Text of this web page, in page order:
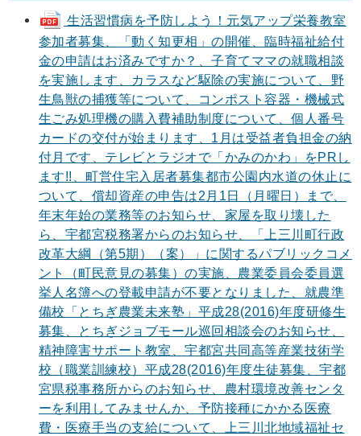
生活習慣病を予防しよう！元気アップ栄養教室
参加者募集、「動く知更相」の開催、臨時福祉給付
金の申請はお済みですか？、子育てママの就職相談
を実施します、カラスなど駆除の実施について、野
生鳥獣の捕獲等について、コンポスト容器・機械式
生ごみ処理機の購入費補助制度について、個人番号
カードの交付が始まります、1月は受益者負担金の納
付月です、テレビとラジオで「かみのかわ」をPRし
ます!!、町営住宅入居者募集都市公園内水道の休止に
ついて、償却資産の申告は2月1日（月曜日）まで、
年末年始の業務等のお知らせ、家屋を取り壊した
ら、宇都宮税務署からのお知らせ、「上三川町行政
改革大綱（第5期）（案）」に関するパブリックコメ
ント（町民意見の募集）の実施、農業委員会委員選
挙人名簿への登載申請が不要となりました、就農準
備校「とちぎ農業未来塾」平成28(2016)年度研修生
募集、とちぎジョブモール巡回相談会のお知らせ、
精神障害サポート教室、宇都宮共同高等産業技術学
校（職業訓練校）平成28(2016)年度生徒募集、宇都
宮県税事務所からのお知らせ、農村環境改善センタ
ーを利用してみませんか、予防接種にかかる医療
費・医療手当の支給について、上三川北地域福祉セ